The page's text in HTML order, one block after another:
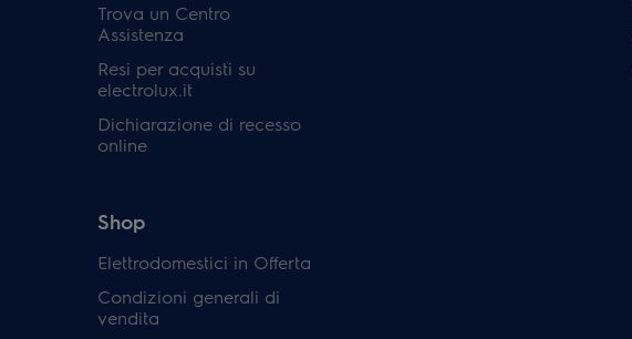
Trova un Centro
Assistenza
Resi per acquisti su
electrolux.it
Dichiarazione di recesso
online
Shop
Elettrodomestici in Offerta
Condizioni generali di
vendita